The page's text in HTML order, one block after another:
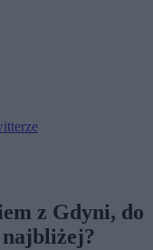
z Gdyni, do
najbliżej?